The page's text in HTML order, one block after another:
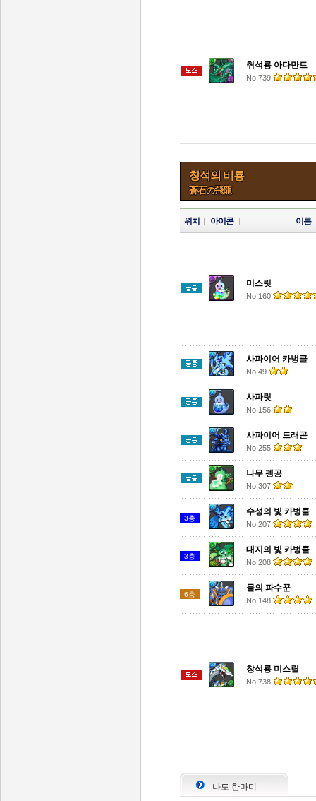
취석룡 아다만트
No.739
창석의 비룡
蒼石の飛龍
위치 아이콘 이름
미스릿
No.160
사파이어 카벙클
No.49
사파릿
No.156
사파이어 드래곤
No.255
나무 펭공
No.307
3층
수성의 빛 카벙클
No.207
3층
대지의 빛 카벙클
No.208
6층
물의 파수꾼
No.148
창석룡 미스릴
No.738
나도 한마디